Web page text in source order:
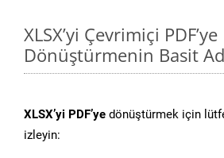
XLSX’yi Çevrimiçi PDF’ye
Dönüştürmenin Basit
XLSX’yi PDF’ye dönüştürmek için
izleyin: